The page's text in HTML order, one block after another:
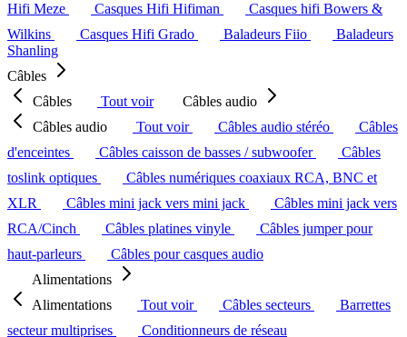
Hifi Meze
Casques Hifi Hifiman
Casques hifi Bowers &
Wilkins
Casques Hifi Grado Baladeurs Fiio
Baladeurs
Shanling
Câbles
Câbles
Tout voir
Câbles audio
Câbles audio
Tout voir Câbles audio stéréo
Câbles
d'enceintes
Câbles caisson de basses / subwoofer
Câbles
toslink optiques
Câbles numériques coaxiaux RCA, BNC et
XLR
Câbles mini jack vers mini jack
Câbles mini jack vers
RCA/Cinch
Câbles platines vinyle
Câbles jumper pour
haut-parleurs
Câbles pour casques audio
Alimentations
Alimentations
Tout voir Câbles secteurs
Barrettes
secteur multiprises
Conditionneurs de réseau